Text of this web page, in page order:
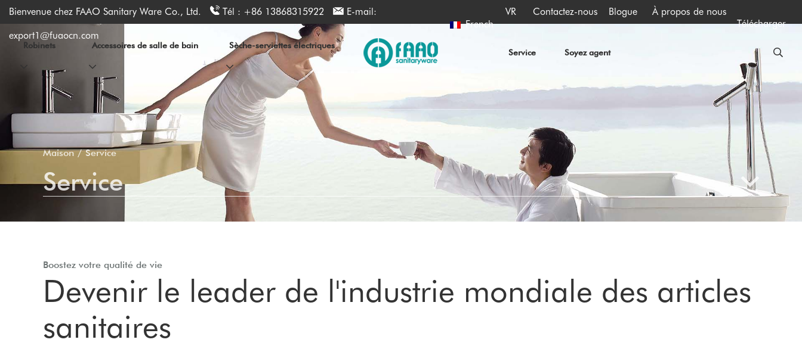
Bienvenue chez FAAO Sanitary Ware Co., Ltd. Tél : +86 13868315922 E-mail:
export1@fuaocn.com
French
VR Contactez-nous Blogue
À propos de nous
Télécharger
Robinets Accessoires de salle de bain Sèche-serviettes électriques
Service Soyez agent
Maison Service
Service
Boostez votre qualité de vie
Devenir le leader de l'industrie mondiale des articles
sanitaires